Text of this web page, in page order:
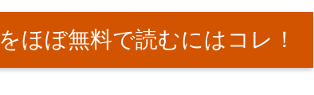
ほぼ無料で読むにはコレ！